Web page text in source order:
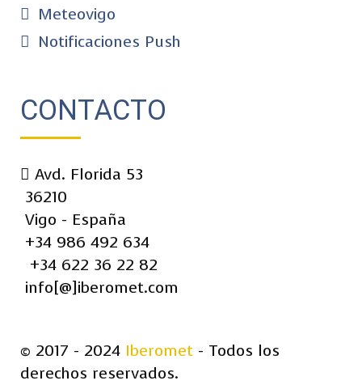
Meteovigo
Notificaciones Push
CONTACTO
Avd. Florida 53
36210
Vigo - España
+34 986 492 634
+34 622 36 22 82
info[@]iberomet.com
© 2017 - 2024 Iberomet - Todos los
derechos reservados.